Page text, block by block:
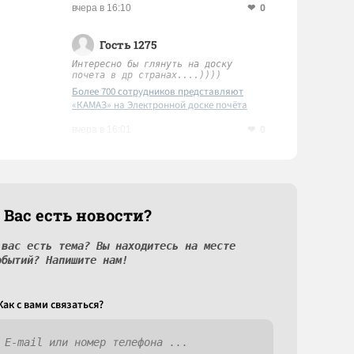
вчера в 16:10 0
Гость 1275
Интересно бы глянуть на доску
почета в др странах....))))
Более 700 сотрудников представляют
«КАМАЗ» на Электронной доске почёта
есть новости?
есть тема? Вы находитесь на месте
Напишите нам!
c вами связаться?